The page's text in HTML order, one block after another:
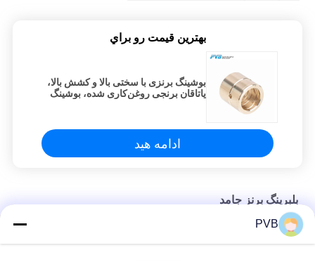
بهترين قيمت رو براي
بوشینگ برنزی با سختی بالا و کشش بالا،
یاتاقان برنجی روغن‌کاری شده، بوشینگ
ادامه هید
بلبرینگ برنز جامد
بوش آستین برنجی یاتاقان برنز جامد با استحکام بالا
PVB